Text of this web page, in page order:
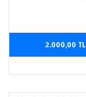
2.000,00 TL